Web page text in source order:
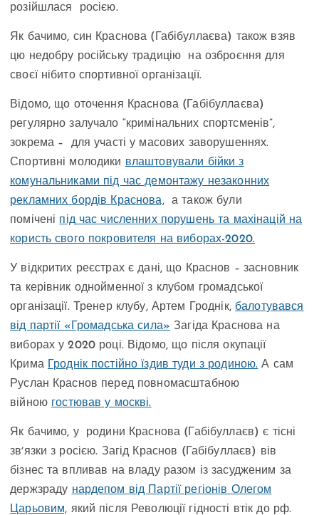
розійшлася росією.
Як бачимо, син Краснова (Габібуллаєва) також взяв
цю недобру російську традицію на озброєння для
своєї нібито спортивної організації.
Відомо, що оточення Краснова (Габібуллаєва)
регулярно залучало “кримінальних спортсменів”,
зокрема – для участі у масових заворушеннях.
Спортивні молодики влаштовували бійки з
комунальниками під час демонтажу незаконних
рекламних бордів Краснова,а також були
помічені під час численних порушень та махінацій на
користь свого покровителя на виборах-2020.
У відкритих реєстрах є дані, що Краснов – засновник
та керівник однойменної з клубом громадської
організації. Тренер клубу, Артем Гроднік, балотувався
від партії «Громадська сила» Загіда Краснова на
виборах у 2020 році. Відомо, що після окупації
Крима
Гроднік постійно їздив туди з родиною. А сам
Руслан Краснов перед повномасштабною
війною гостював у москві.
Як бачимо, у родини Краснова (Габібуллаєв) є тісні
звʼязки з росією. Загід Краснов (Габібуллаєв) вів
бізнес та впливав на владу разом із засудженим за
держзраду нардепом від Партії регіонів Олегом
Царьовим, який після Революції гідності втік до рф.